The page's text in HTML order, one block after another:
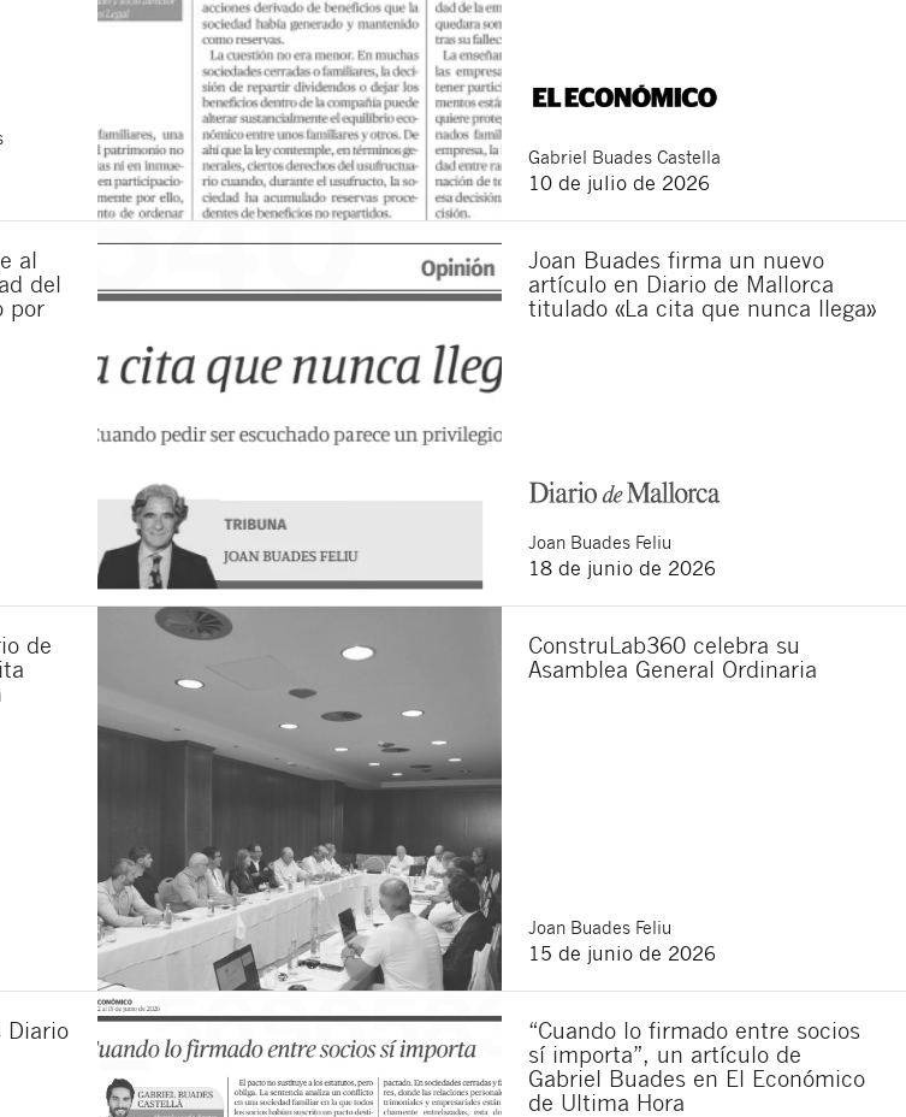
Gabriel Buades Castella
10 de julio de 2026
al
del
por
Joan Buades firma un nuevo
artículo en Diario de Mallorca
titulado «La cita que nunca llega»
Joan Buades Feliu
18 de junio de 2026
de
ConstruLab360 celebra su
Asamblea General Ordinaria
Joan Buades Feliu
15 de junio de 2026
Diario
“Cuando lo firmado entre socios
sí importa”, un artículo de
Gabriel Buades en El Económico
de Ultima Hora
nuevos artículos legales.
información básica sobre privacidad: El responsable del tratamiento
Tiene derecho a acceder, rectificar y suprimir los datos, así como
de nuestra web